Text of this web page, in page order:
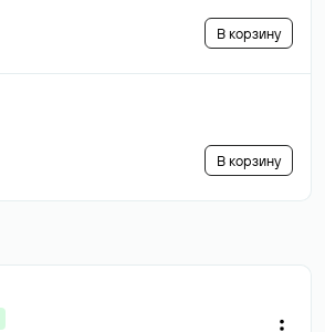
В корзину
В корзину